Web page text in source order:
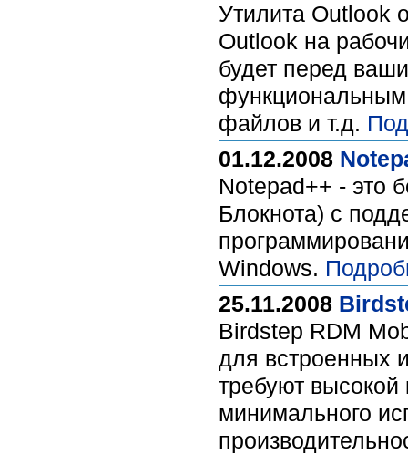
Утилита Outlook
Outlook на
будет перед
файлов и т.д.
01.12.2008
Notepad++ - это
Блокнота) с
Windows.
25.11.2008
Birdstep RDM
для встроенных
требуют
минимального